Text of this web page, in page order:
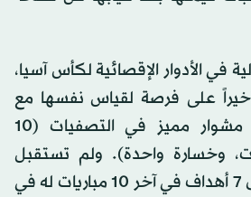
في الأدوار الإقصائية لكأس آسيا،
على فرصة لقياس نفسها مع
نخبة العالم بفضل مشوار مميز في التصفيات (10
و5 تعادلات، وخسارة واحدة). ولم تستقبل
شباك المنتخب سوى 7 أهداف في آخر 10 مباريات له في